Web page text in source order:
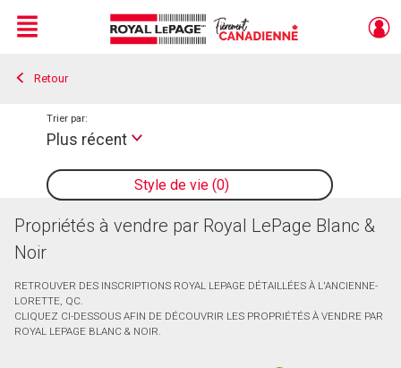
Live
En Direct
Menu
Retour
Style de vie 0
Trier par:
Plus récent
Propriétés à vendre par Royal LePage Blanc &
Noir
RETROUVER DES INSCRIPTIONS ROYAL LEPAGE DÉTAILLÉES À L'ANCIENNE-
LORETTE, QC.
CLIQUEZ CI-DESSOUS AFIN DE DÉCOUVRIR LES PROPRIÉTÉS À VENDRE PAR
ROYAL LEPAGE BLANC & NOIR.